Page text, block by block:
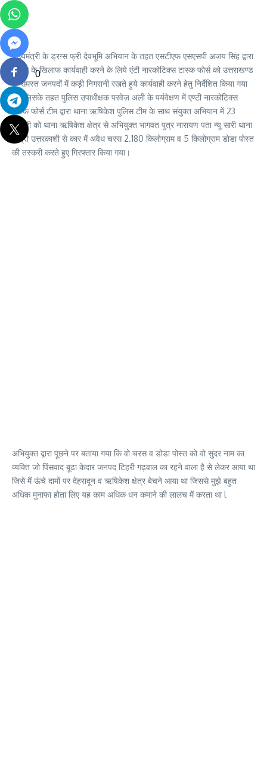
0
मुख्यमंत्री के ड्रग्स फ्री देवभूमि अभियान के तहत एसटीएफ एसएसपी अजय सिंह द्वारा
ड्रग्स के खिलाफ कार्यवाही करने के लिये एंटी नारकोटिक्स टास्क फोर्स को उत्तराखण्ड
के समस्त जनपदों में कड़ी निगरानी रखते हुये कार्यवाही करने हेतु निर्देशित किया गया
है। जिसके तहत पुलिस उपाधीक्षक परवेज़ अली के पर्यवेक्षण में एण्टी नारकोटिक्स
टास्क फोर्स टीम द्वारा थाना ऋषिकेश पुलिस टीम के साथ संयुक्त अभियान में 23
फरवरी को थाना ऋषिकेश क्षेत्र से अभियुक्त भागवत पुत्र नारायण पता न्यू सारी थाना
धोत्री उत्तरकाशी से कार में अवैध चरस 2.180 किलोग्राम व 5 किलोग्राम डोडा पोस्त
की तस्करी करते हुए गिरफ्तार किया गया।
अभियुक्त द्वारा पूछने पर बताया गया कि वो चरस व डोडा पोस्त को वो सुंदर नाम का
व्यक्ति जो पिंसवाद बूढा केदार जनपद टिहरी गढ़वाल का रहने वाला है से लेकर आया था
जिसे मैं ऊंचे दामों पर देहरादून व ऋषिकेश क्षेत्र बेचने आया था जिससे मुझे बहुत
अधिक मुनाफा होता लिए यह काम अधिक धन कमाने की लालच में करता था l